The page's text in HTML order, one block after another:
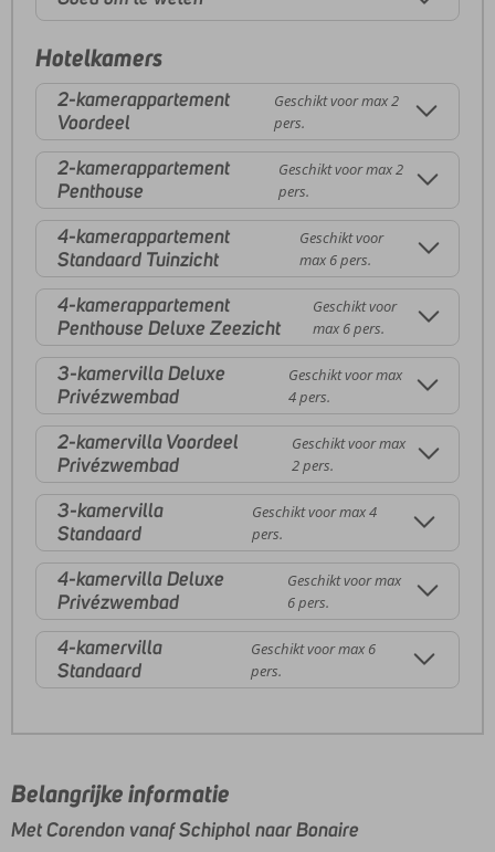
Hotelkamers
2-kamerappartement
Voordeel
Geschikt voor max 2
pers.
2-kamerappartement
Penthouse
Geschikt voor max 2
pers.
4-kamerappartement
Standaard Tuinzicht
Geschikt voor
max 6 pers.
4-kamerappartement
Penthouse Deluxe Zeezicht
Geschikt voor
max 6 pers.
3-kamervilla Deluxe
Privézwembad
Geschikt voor max
4 pers.
2-kamervilla Voordeel
Privézwembad
Geschikt voor max
2 pers.
3-kamervilla
Standaard
Geschikt voor max 4
pers.
4-kamervilla Deluxe
Privézwembad
Geschikt voor max
6 pers.
4-kamervilla
Standaard
Geschikt voor max 6
pers.
Belangrijke informatie
Met Corendon vanaf Schiphol naar Bonaire